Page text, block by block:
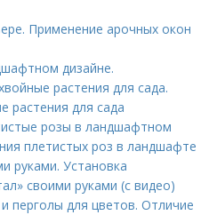
Применение арочных окон
дизайне.
растения для сада.
растения для сада
розы в ландшафтном
плетистых роз в ландшафте
руками. Установка
своими руками (с видео)
перголы для цветов. Отличие